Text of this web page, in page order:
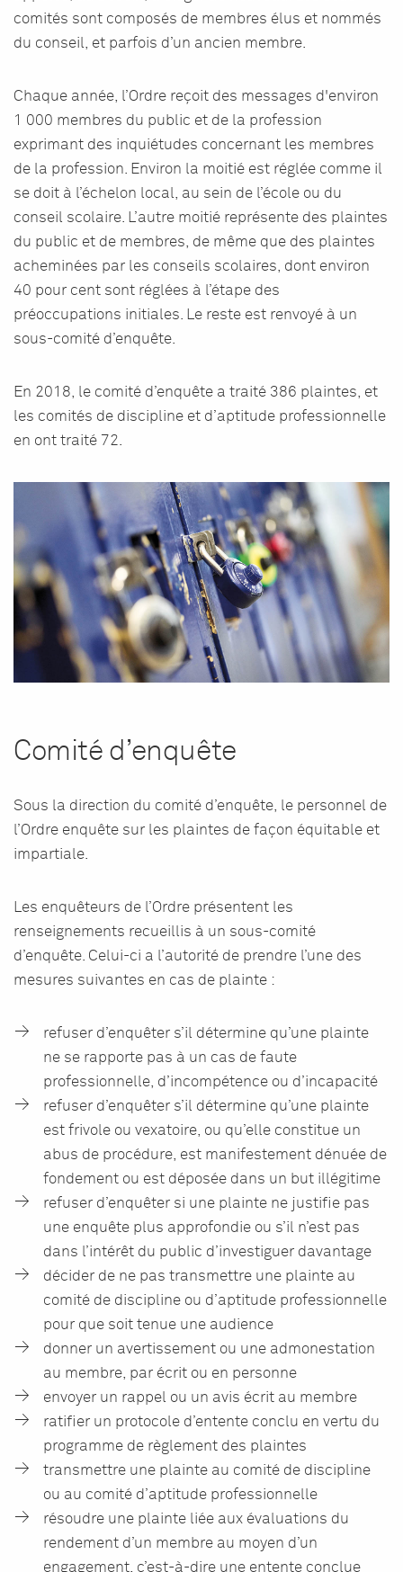
comités sont composés de membres élus et nommés
du conseil, et parfois d’un ancien membre.
Chaque année, l’Ordre reçoit des messages d'environ
1 000 membres du public et de la profession
exprimant des inquiétudes concernant les membres
de la profession. Environ la moitié est réglée comme il
se doit à l’échelon local, au sein de l’école ou du
conseil scolaire. L’autre moitié représente des plaintes
du public et de membres, de même que des plaintes
acheminées par les conseils scolaires, dont environ
40 pour cent sont réglées à l’étape des
préoccupations initiales. Le reste est renvoyé à un
sous-comité d’enquête.
En 2018, le comité d’enquête a traité 386 plaintes, et
les comités de discipline et d’aptitude professionnelle
en ont traité 72.
Comité d’enquête
Sous la direction du comité d’enquête, le personnel de
l’Ordre enquête sur les plaintes de façon équitable et
impartiale.
Les enquêteurs de l’Ordre présentent les
renseignements recueillis à un sous-comité
d’enquête. Celui-ci a l’autorité de prendre l’une des
mesures suivantes en cas de plainte :
refuser d’enquêter s’il détermine qu’une plainte
ne se rapporte pas à un cas de faute
professionnelle, d’incompétence ou d’incapacité
refuser d’enquêter s’il détermine qu’une plainte
est frivole ou vexatoire, ou qu’elle constitue un
abus de procédure, est manifestement dénuée de
fondement ou est déposée dans un but illégitime
refuser d’enquêter si une plainte ne justifie pas
une enquête plus approfondie ou s’il n’est pas
dans l’intérêt du public d’investiguer davantage
décider de ne pas transmettre une plainte au
comité de discipline ou d’aptitude professionnelle
pour que soit tenue une audience
donner un avertissement ou une admonestation
au membre, par écrit ou en personne
envoyer un rappel ou un avis écrit au membre
ratifier un protocole d’entente conclu en vertu du
programme de règlement des plaintes
transmettre une plainte au comité de discipline
ou au comité d’aptitude professionnelle
résoudre une plainte liée aux évaluations du
rendement d’un membre au moyen d’un
engagement, c’est-à-dire une entente conclue